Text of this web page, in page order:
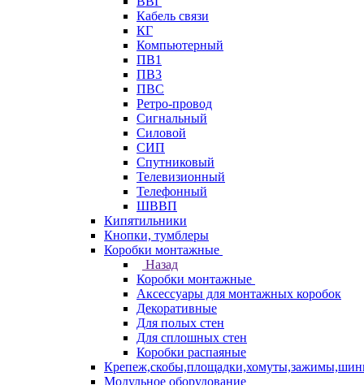
Кабель связи
КГ
Компьютерный
ПВ1
ПВ3
ПВС
Ретро-провод
Сигнальный
Силовой
СИП
Спутниковый
Телевизионный
Телефонный
ШВВП
Кипятильники
Кнопки, тумблеры
Коробки монтажные
Назад
Коробки монтажные
Аксессуары для монтажных коробок
Декоративные
Для полых стен
Для сплошных стен
Коробки распаяные
Модульное оборудование